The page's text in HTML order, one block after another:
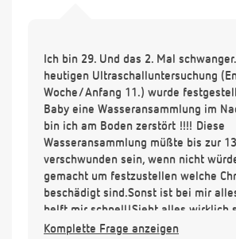
Ich bin 29. Und das 2. Mal
heutigen Ultraschalluntersuchung
Woche/Anfang 11.) wurde
Baby eine Wasseransammlung im
bin ich am Boden zerstört !!!! Diese
Wasseransammlung müßte bis zur
verschwunden sein, wenn nicht
gemacht um festzustellen welche
beschädigt sind.Sonst ist bei mir
helft mir schnell!Sieht alles wirklich
?
Komplette Frage anzeigen